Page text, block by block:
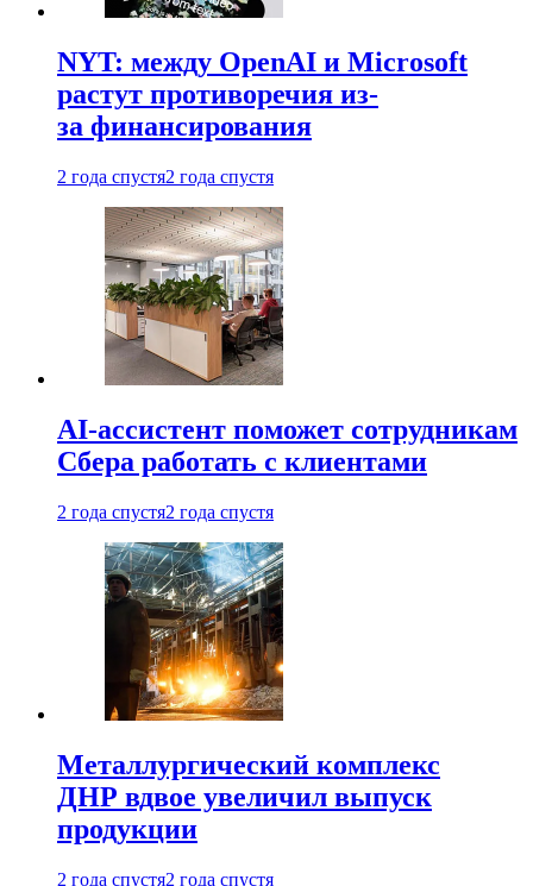
NYT: между OpenAI и Microsoft
растут противоречия из-
за финансирования
2 года спустя2 года спустя
AI-ассистент поможет сотрудникам
Сбера работать с клиентами
2 года спустя2 года спустя
Металлургический комплекс
ДНР вдвое увеличил выпуск
продукции
2 года спустя2 года спустя